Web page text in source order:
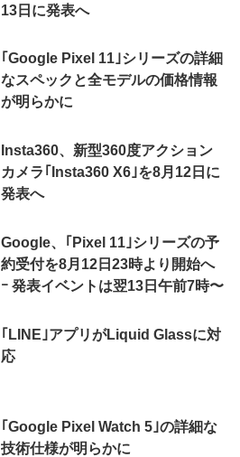
13日に発表へ
｢Google Pixel 11｣シリーズの詳細
なスペックと全モデルの価格情報
が明らかに
Insta360、新型360度アクション
カメラ｢Insta360 X6｣を8月12日に
発表へ
Google、｢Pixel 11｣シリーズの予
約受付を8月12日23時より開始へ
ｰ 発表イベントは翌13日午前7時〜
｢LINE｣アプリがLiquid Glassに対
応
｢Google Pixel Watch 5｣の詳細な
技術仕様が明らかに